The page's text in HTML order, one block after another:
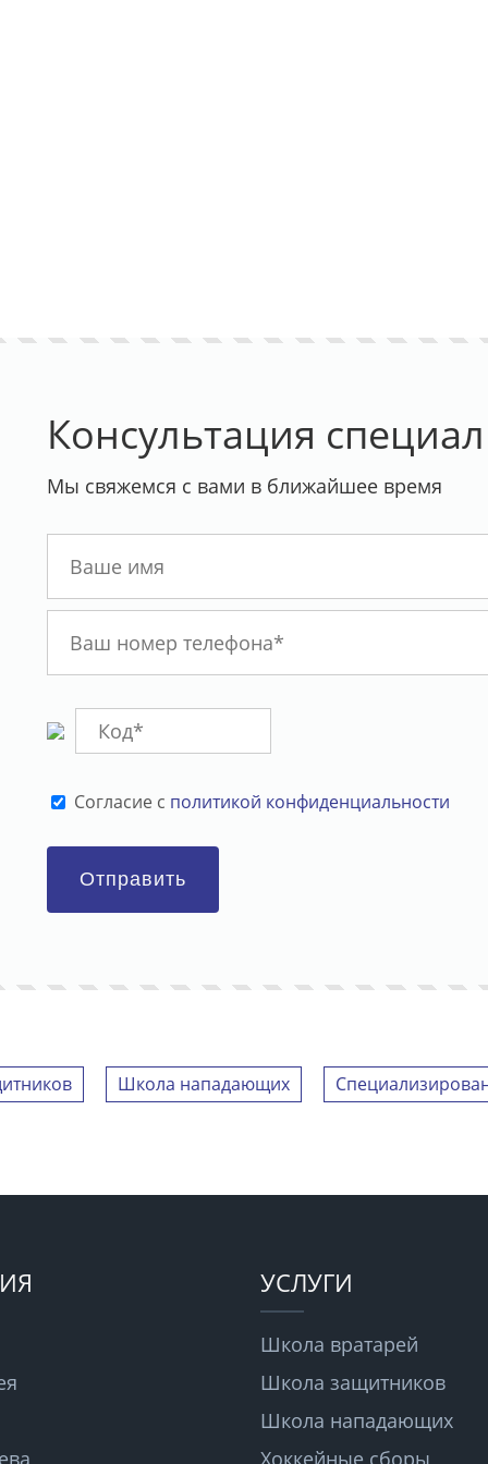
Консультация
Мы свяжемся с вами в ближайшее время
Cогласие с политикой конфиденциальности
Отправить
Школа нападающих
УСЛУГИ
Школа вратарей
Школа защитников
Школа нападающих
Хоккейные сборы